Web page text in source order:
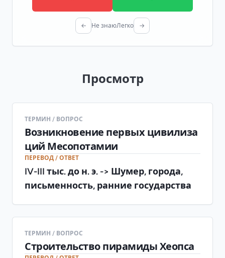
← Не знаюЛегко →
Просмотр
ТЕРМИН / ВОПРОС
Возникновение первых цивилиза
ций Месопотамии
ПЕРЕВОД / ОТВЕТ
IV-III тыс. до н. э. -> Шумер, города,
письменность, ранние государства
ТЕРМИН / ВОПРОС
Строительство пирамиды Хеопса